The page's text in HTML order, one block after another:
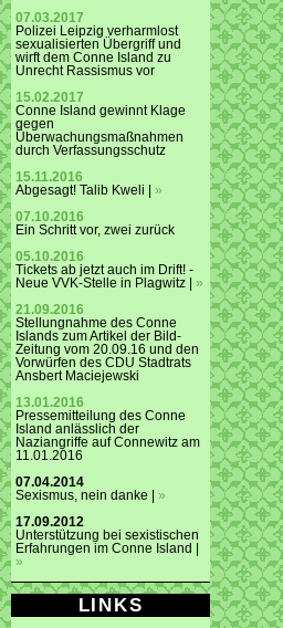
07.03.2017
Polizei Leipzig verharmlost
sexualisierten Übergriff und
wirft dem Conne Island zu
Unrecht Rassismus vor
15.02.2017
Conne Island gewinnt Klage
gegen
Überwachungsmaßnahmen
durch Verfassungsschutz
15.11.2016
Abgesagt! Talib Kweli | »
07.10.2016
Ein Schritt vor, zwei zurück
05.10.2016
Tickets ab jetzt auch im Drift! -
Neue VVK-Stelle in Plagwitz | »
21.09.2016
Stellungnahme des Conne
Islands zum Artikel der Bild-
Zeitung vom 20.09.16 und den
Vorwürfen des CDU Stadtrats
Ansbert Maciejewski
13.01.2016
Pressemitteilung des Conne
Island anlässlich der
Naziangriffe auf Connewitz am
11.01.2016
07.04.2014
Sexismus, nein danke | »
17.09.2012
Unterstützung bei sexistischen
Erfahrungen im Conne Island |
»
LINKS